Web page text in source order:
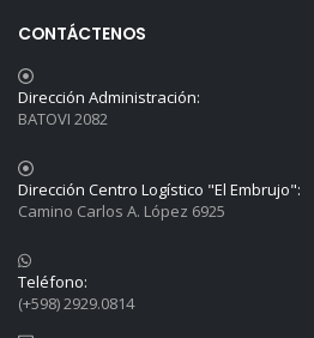
CONTÁCTENOS
Dirección Administración:
BATOVI 2082
Dirección Centro Logístico "El Embrujo":
Camino Carlos A. López 6925
Teléfono:
(+598) 2929.0814